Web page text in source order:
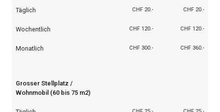
Täglich CHF 20.- CHF 20.-
Wochentlich CHF 120.- CHF 120.-
Monatlich CHF 300.- CHF 360.-
Grosser Stellplatz /
Wohnmobil (60 bis 75 m2)